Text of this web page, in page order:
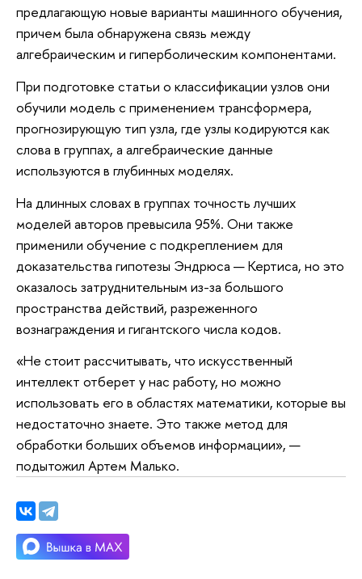
предлагающую новые варианты машинного обучения,
причем была обнаружена связь между
алгебраическим и гиперболическим компонентами.
При подготовке статьи о классификации узлов они
обучили модель с применением трансформера,
прогнозирующую тип узла, где узлы кодируются как
слова в группах, а алгебраические данные
используются в глубинных моделях.
На длинных словах в группах точность лучших
моделей авторов превысила 95%. Они также
применили обучение с подкреплением для
доказательства гипотезы Эндрюса — Кертиса, но это
оказалось затруднительным из-за большого
пространства действий, разреженного
вознаграждения и гигантского числа кодов.
«Не стоит рассчитывать, что искусственный
интеллект отберет у нас работу, но можно
использовать его в областях математики, которые вы
недостаточно знаете. Это также метод для
обработки больших объемов информации», —
подытожил Артем Малько.